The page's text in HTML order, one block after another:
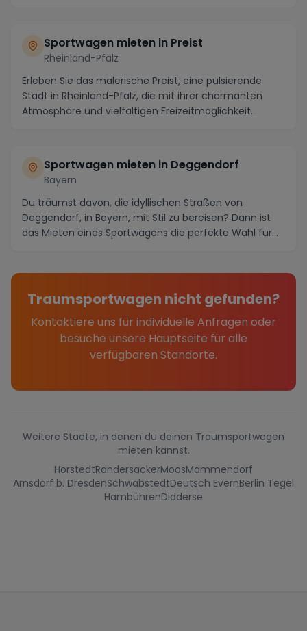
Sportwagen mieten in Preist
Rheinland-Pfalz
Erleben Sie das malerische Preist, eine pulsierende
Stadt in Rheinland-Pfalz, die mit ihrer charmanten
Atmosphäre und vielfältigen Freizeitmöglichkeit...
Sportwagen mieten in Deggendorf
Bayern
Du träumst davon, die idyllischen Straßen von
Deggendorf, in Bayern, mit Stil zu bereisen? Dann ist
das Mieten eines Sportwagens die perfekte Wahl für...
Traumsportwagen nicht gefunden?
Kontaktiere uns für individuelle Anfragen oder
besuche unsere Hauptseite für alle
verfügbaren Standorte.
Weitere Städte, in denen du deinen Traumsportwagen
mieten kannst.
HorstedtRandersackerMoosMammendorf
Arnsdorf b. DresdenSchwabstedtDeutsch EvernBerlin Tegel
HambührenDidderse